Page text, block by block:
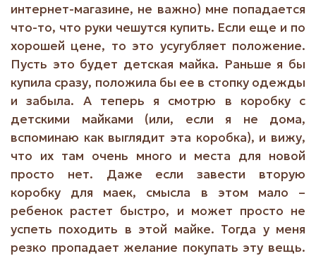
интернет-магазине, не важно) мне попадается
что-то, что руки чешутся купить. Если еще и по
хорошей цене, то это усугубляет положение.
Пусть это будет детская майка. Раньше я бы
купила сразу, положила бы ее в стопку одежды
и забыла. А теперь я смотрю в коробку с
детскими майками (или, если я не дома,
вспоминаю как выглядит эта коробка), и вижу,
что их там очень много и места для новой
просто нет. Даже если завести вторую
коробку для маек, смысла в этом мало –
ребенок растет быстро, и может просто не
успеть походить в этой майке. Тогда у меня
резко пропадает желание покупать эту вещь.